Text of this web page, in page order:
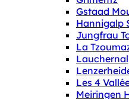
Gstaad
Hannigalp
Jungfrau
La
Les 4
Meiringen